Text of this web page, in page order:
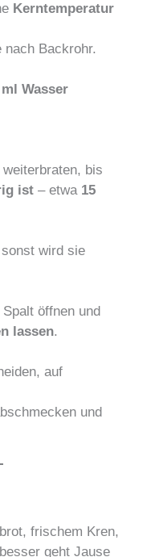
Kerntemperatur
nach Backrohr.
ml Wasser
bis
ist – etwa 15
wird sie
öffnen und
lassen.
auf
und
frischem Kren,
geht Jause